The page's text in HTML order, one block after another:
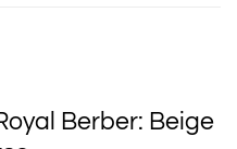
Berber: Beige